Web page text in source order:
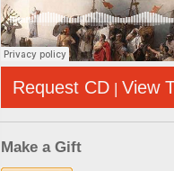
Request CD | View
Make a Gift